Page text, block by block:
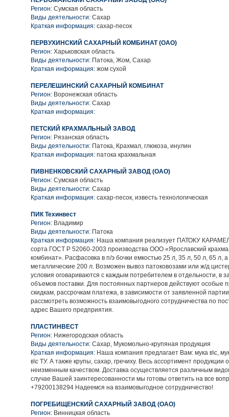
Регион: Сумская область
Виды деятельности: Сахар
Краткая информация: сахар-песок
ПЕРВУХИНСКИЙ САХАРНЫЙ КОМБИНАТ (ОАО)
Регион: Харьковская область
Виды деятельности: Патока, Жом, Сахар
Краткая информация: жом сухой
ПЕРЕЛЕШИНСКИЙ САХАРНЫЙ КОМБИНАТ
Регион: Воронежская область
Виды деятельности: Сахар
Краткая информация:
ПЕТСКИЙ КРАХМАЛЬНЫЙ ЗАВОД
Регион: Рязанская область
Виды деятельности: Патока, Крахмал, глюкоза, инулин
Краткая информация: патока крахмальная
ПИВНЕНКОВСКИЙ САХАРНЫЙ ЗАВОД (ОАО)
Регион: Сумская область
Виды деятельности: Сахар
Краткая информация: сахар-песок, известь технологическая
ПИК Техинвест
Регион: Владимир
Виды деятельности: Патока
Краткая информация: Наша компания реализует ПАТОКУ
сорта ГОСТ Р 52060-2003 производства ООО «Ярославский
комбинат». Расфасовка в п/э бочки емкостью 25 л, 35 л, 50 л, 65 л,
металлические 200 л. Возможен вывоз патоковозами или ж/д
условия оговариваются с каждым потребителем в отдельности, в
объемов поставки. Для постоянных партнеров действуют особые
скидкам, рассрочкам платежа, в зависимости от заявленной
рассмотреть возможность взаимовыгодного сотрудничества по
адрес Вашего предприятия.
ПЛАСТИНВЕСТ
Регион: Нижегородская область
Виды деятельности: Сахар, Мукомольно-крупяная продукция
Краткая информация: Наша компания предлагает Вам: мука в\с,
в\с ТУ. А также крупы, сахар, гречиху. Весь ассортимент продукции
неизменным качеством. Доставка осуществляется различным
случае Вашей заинтересованности мы готовы ответить на все
+79200138294 Надеемся на взаимовыгодное сотрудничество!
ПОГРЕБИЩЕНСКИЙ САХАРНЫЙ ЗАВОД (ОАО)
Регион: Винницкая область